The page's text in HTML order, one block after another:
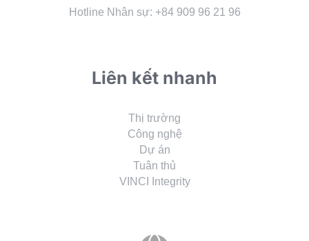
Hotline Nhân sự: +84 909 96 21 96
Liên kết nhanh
Thị trường
Công nghệ
Dự án
Tuân thủ
VINCI Integrity